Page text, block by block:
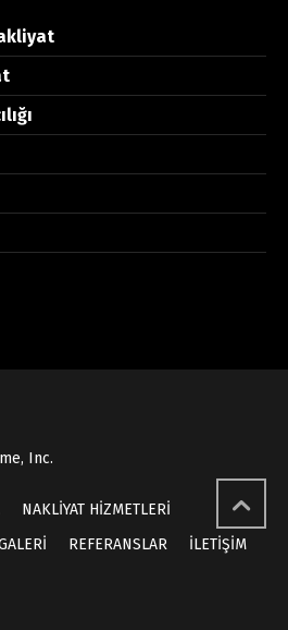
Inc.
NAKLİYAT HİZMETLERİ
REFERANSLAR İLETİŞİM